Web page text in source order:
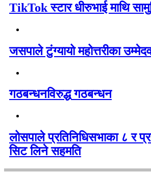
TikTok स्टार धीरुभाई माथि
जसपाले टुंग्यायो महोत्तरीका
गठबन्धनविरुद्ध गठबन्धन
लोसपाले प्रतिनिधिसभाका ८ र
सिट लिने सहमति